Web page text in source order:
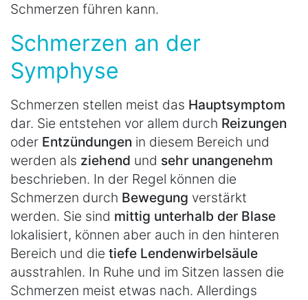
Schmerzen führen kann.
Schmerzen an der
Symphyse
Schmerzen stellen meist das Hauptsymptom
dar. Sie entstehen vor allem durch Reizungen
oder Entzündungen in diesem Bereich und
werden als ziehend und sehr unangenehm
beschrieben. In der Regel können die
Schmerzen durch Bewegung verstärkt
werden. Sie sind mittig unterhalb der Blase
lokalisiert, können aber auch in den hinteren
Bereich und die tiefe Lendenwirbelsäule
ausstrahlen. In Ruhe und im Sitzen lassen die
Schmerzen meist etwas nach. Allerdings